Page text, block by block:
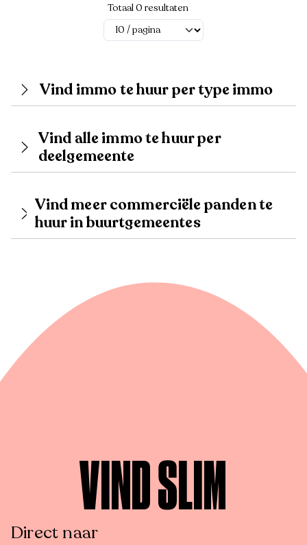
Totaal 0 resultaten
Vind immo te huur per type immo
Vind alle immo te huur per
deelgemeente
Vind meer commerciële panden te
huur in buurtgemeentes
VIND SLIM
Direct naar